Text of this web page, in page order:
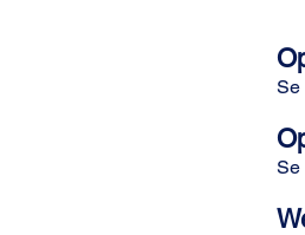
Se
Se